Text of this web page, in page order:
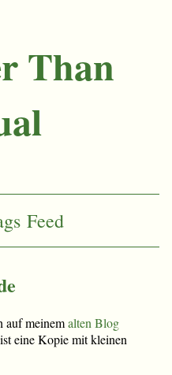
Than
Feed
auf meinemalten Blog
eine Kopie mit kleinen